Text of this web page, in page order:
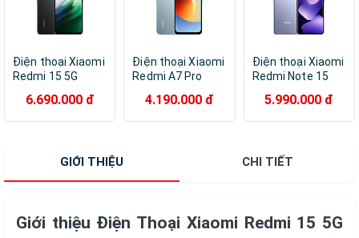
Điện thoại Xiaomi
Redmi 15 5G
Hàng chính hãng
6.690.000 đ
Điện thoại Xiaomi
Redmi A7 Pro
Hàng chính hãng
4.190.000 đ
Điện thoại Xiaomi
Redmi Note 15
Hàng chính hãng
5.990.000 đ
GIỚI THIỆU CHI TIẾT
Giới thiệu Điện Thoại Xiaomi Redmi 15 5G